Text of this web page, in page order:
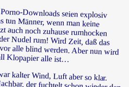
Downloads seien explosiv
tun Männer, wenn man keine
auch noch zuhause rumhocken
Nudel rum! Wird Zeit, daß das
alle blind werden. Aber nun wird
Klopapier alle ist…
kalter Wind, Luft aber so klar.
der fuchtelt schon wieder den
wichtig, mit seinem tollen
Nachbarn einen systemrelevanten
rum. Es gibt keinen einzigen